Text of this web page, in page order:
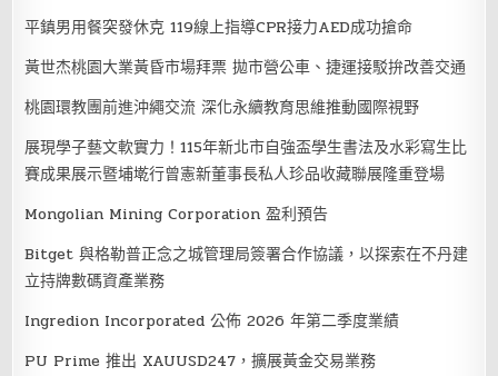
平鎮男用餐突發休克 119線上指導CPR接力AED成功搶命
黃世杰桃園大業黃昏市場拜票 拋市營公車、捷運接駁拚改善交通
桃園環教團前進沖繩交流 深化永續教育思維推動國際視野
展現學子藝文軟實力！115年新北市自強盃學生書法及水彩寫生比
賽成果展示暨埔墘行曾憲新董事長私人珍品收藏聯展隆重登場
Mongolian Mining Corporation 盈利預告
Bitget 與格勒普正念之城管理局簽署合作協議，以探索在不丹建
立持牌數碼資產業務
Ingredion Incorporated 公佈 2026 年第二季度業績
PU Prime 推出 XAUUSD247，擴展黃金交易業務